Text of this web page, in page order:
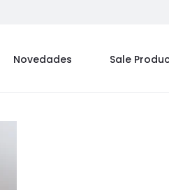
Novedades Sale